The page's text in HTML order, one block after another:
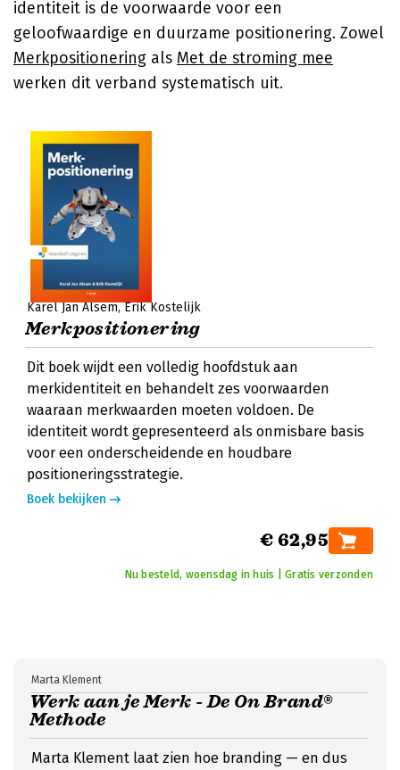
identiteit is de voorwaarde voor een
geloofwaardige en duurzame positionering. Zowel
Merkpositionering als Met de stroming mee
werken dit verband systematisch uit.
Karel Jan Alsem Erik Kostelijk
Merkpositionering
Dit boek wijdt een volledig hoofdstuk aan
merkidentiteit en behandelt zes voorwaarden
waaraan merkwaarden moeten voldoen. De
identiteit wordt gepresenteerd als onmisbare basis
voor een onderscheidende en houdbare
positioneringsstrategie.
Boek bekijken
€ 62,95
Nu besteld, woensdag in huis | Gratis verzonden
Werk aan je Merk - De On Brand®
Methode
Marta Klement
Marta Klement laat zien hoe branding — en dus